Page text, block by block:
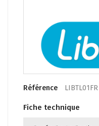
Référence LIBTL01FR
Fiche technique